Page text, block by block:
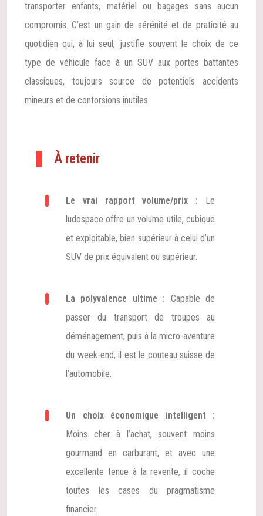
transporter enfants, matériel ou bagages sans aucun
compromis. C’est un gain de sérénité et de praticité au
quotidien qui, à lui seul, justifie souvent le choix de ce
type de véhicule face à un SUV aux portes battantes
classiques, toujours source de potentiels accidents
mineurs et de contorsions inutiles.
À retenir
Le vrai rapport volume/prix : Le
ludospace offre un volume utile, cubique
et exploitable, bien supérieur à celui d’un
SUV de prix équivalent ou supérieur.
La polyvalence ultime : Capable de
passer du transport de troupes au
déménagement, puis à la micro-aventure
du week-end, il est le couteau suisse de
l’automobile.
Un choix économique intelligent :
Moins cher à l’achat, souvent moins
gourmand en carburant, et avec une
excellente tenue à la revente, il coche
toutes les cases du pragmatisme
financier.